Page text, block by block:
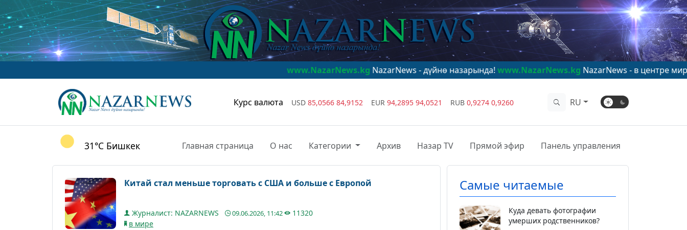
www.NazarNews.kgNazarNews - дүйнө назарында!www.NazarNews.kgNazarNews - в центре мирового
Курс валюта USD 85,0566 84,9152 EUR 94,2895 94,0521 RUB 0,9274 0,9260 RU
31°C Бишкек Главная страница О нас Категории Архив Назар TV Прямой эфир Панель управления
Китай стал меньше торговать с США и больше с Европой
Журналист: NAZARNEWS 09.06.2026, 11:42
11320
в мире
Самые читаемые
Куда девать фотографии
умерших родственников?